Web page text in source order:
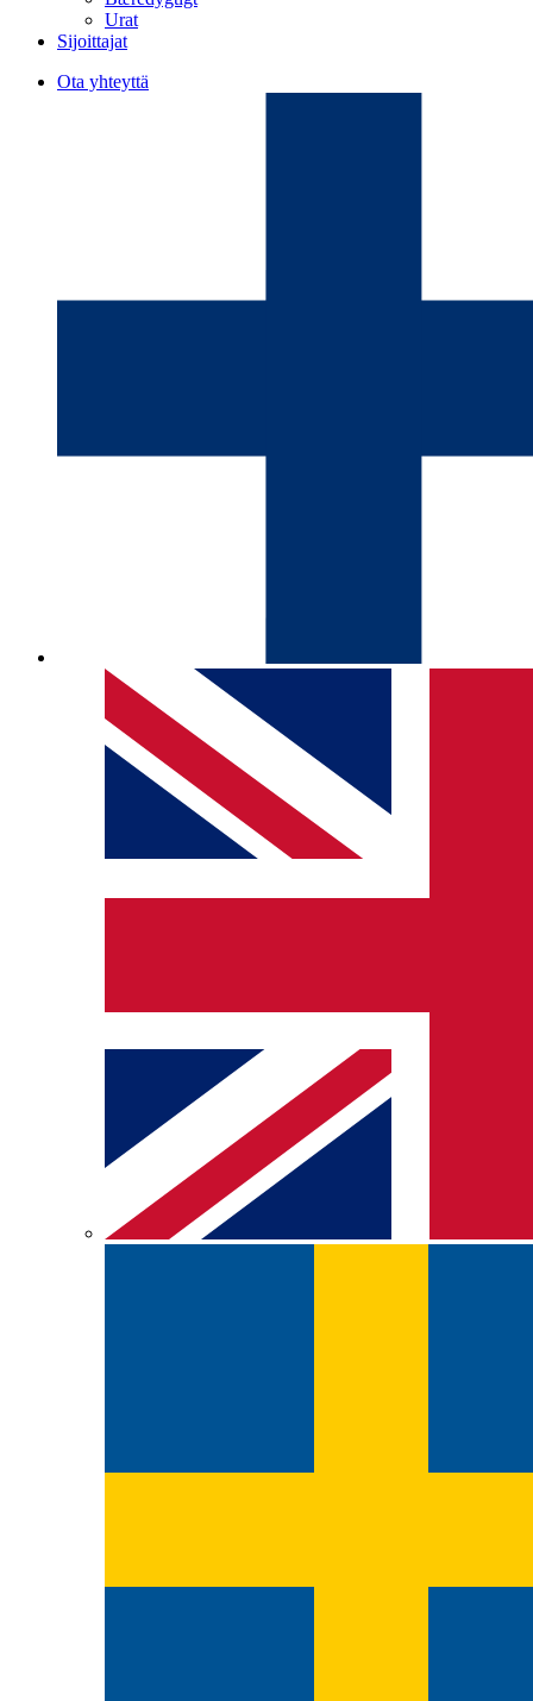
Urat
Sijoittajat
Ota yhteyttä